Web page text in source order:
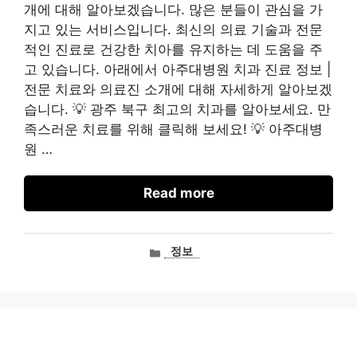
개에 대해 알아보겠습니다. 많은 분들이 관심을 가
지고 있는 서비스입니다. 최신의 의료 기술과 전문
적인 진료로 건강한 치아를 유지하는 데 도움을 주
고 있습니다. 아래에서 아주대병원 치과 진료 정보 |
전문 치료와 의료진 소개에 대해 자세하게 알아보겠
습니다. 💡 광주 북구 최고의 치과를 알아보세요. 만
족스러운 치료를 위해 클릭해 보세요! 💡 아주대병
원 …
Read more
카정보